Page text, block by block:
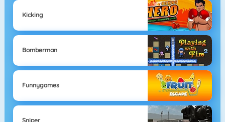
Kicking
Bomberman
Funnygames
Sniper